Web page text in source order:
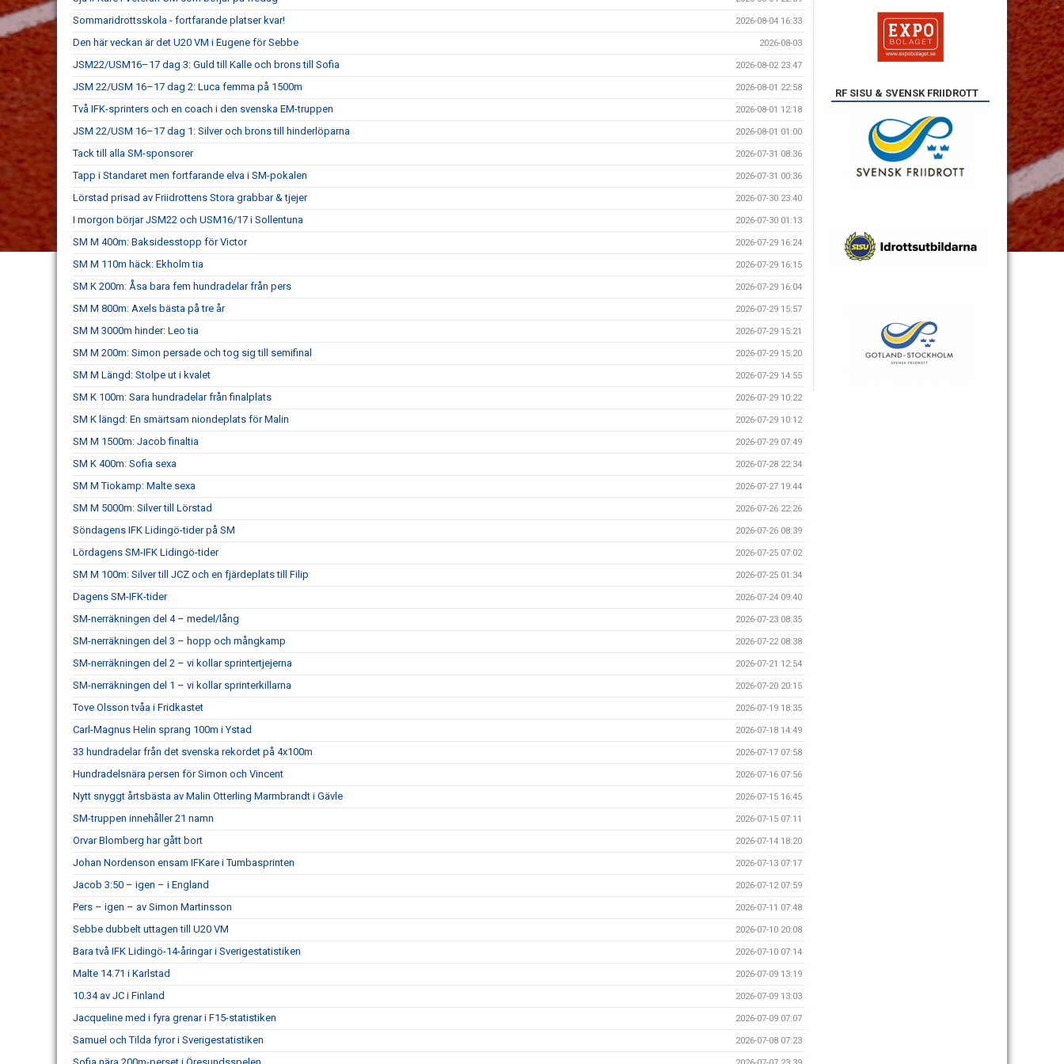
Sommaridrottsskola - fortfarande platser kvar! 2026-08-04 16:33
Den här veckan är det U20 VM i Eugene för Sebbe 2026-08-03
JSM22/USM16–17 dag 3: Guld till Kalle och brons till Sofia 2026-08-02 23:47
JSM 22/USM 16–17 dag 2: Luca femma på 1500m 2026-08-01 22:58
Två IFK-sprinters och en coach i den svenska EM-truppen 2026-08-01 12:18
JSM 22/USM 16–17 dag 1: Silver och brons till hinderlöparna 2026-08-01 01:00
Tack till alla SM-sponsorer 2026-07-31 08:36
Tapp i Standaret men fortfarande elva i SM-pokalen 2026-07-31 00:36
Lörstad prisad av Friidrottens Stora grabbar & tjejer 2026-07-30 23:40
I morgon börjar JSM22 och USM16/17 i Sollentuna 2026-07-30 01:13
SM M 400m: Baksidesstopp för Victor 2026-07-29 16:24
SM M 110m häck: Ekholm tia 2026-07-29 16:15
SM K 200m: Åsa bara fem hundradelar från pers 2026-07-29 16:04
SM M 800m: Axels bästa på tre år 2026-07-29 15:57
SM M 3000m hinder: Leo tia 2026-07-29 15:21
SM M 200m: Simon persade och tog sig till semifinal 2026-07-29 15:20
SM M Längd: Stolpe ut i kvalet 2026-07-29 14:55
SM K 100m: Sara hundradelar från finalplats 2026-07-29 10:22
SM K längd: En smärtsam niondeplats för Malin 2026-07-29 10:12
SM M 1500m: Jacob finaltia 2026-07-29 07:49
SM K 400m: Sofia sexa 2026-07-28 22:34
SM M Tiokamp: Malte sexa 2026-07-27 19:44
SM M 5000m: Silver till Lörstad 2026-07-26 22:26
Söndagens IFK Lidingö-tider på SM 2026-07-26 08:39
Lördagens SM-IFK Lidingö-tider 2026-07-25 07:02
SM M 100m: Silver till JCZ och en fjärdeplats till Filip 2026-07-25 01:34
Dagens SM-IFK-tider 2026-07-24 09:40
SM-nerräkningen del 4 – medel/lång 2026-07-23 08:35
SM-nerräkningen del 3 – hopp och mångkamp 2026-07-22 08:38
SM-nerräkningen del 2 – vi kollar sprintertjejerna 2026-07-21 12:54
SM-nerräkningen del 1 – vi kollar sprinterkillarna 2026-07-20 20:15
Tove Olsson tvåa i Fridkastet 2026-07-19 18:35
Carl-Magnus Helin sprang 100m i Ystad 2026-07-18 14:49
33 hundradelar från det svenska rekordet på 4x100m 2026-07-17 07:58
Hundradelsnära persen för Simon och Vincent 2026-07-16 07:56
Nytt snyggt årtsbästa av Malin Otterling Marmbrandt i Gävle 2026-07-15 16:45
SM-truppen innehåller 21 namn 2026-07-15 07:11
Orvar Blomberg har gått bort 2026-07-14 18:20
Johan Nordenson ensam IFKare i Tumbasprinten 2026-07-13 07:17
Jacob 3:50 – igen – i England 2026-07-12 07:59
Pers – igen – av Simon Martinsson 2026-07-11 07:48
Sebbe dubbelt uttagen till U20 VM 2026-07-10 20:08
Bara två IFK Lidingö-14-åringar i Sverigestatistiken 2026-07-10 07:14
Malte 14.71 i Karlstad 2026-07-09 13:19
10.34 av JC i Finland 2026-07-09 13:03
Jacqueline med i fyra grenar i F15-statistiken 2026-07-09 07:07
Samuel och Tilda fyror i Sverigestatistiken 2026-07-08 07:23
RF SISU & SVENSK FRIIDROTT